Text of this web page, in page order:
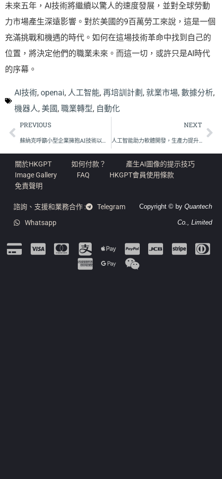
未來五年，AI技術將繼續以驚人的速度發展，並對全球勞動
力市場產生深遠影響。對於美國的9百萬勞工來說，這是一個
充滿挑戰和機遇的時代。如何在這場技術革命中找到自己的
位置，將決定他們的職業未來。而這一切，或許只是AI時代
的序幕。
AI技術, openai, 人工智能, 再培訓計劃 , 就業市場, 數據分析,
機器人, 美國, 職業轉型, 自動化
PREVIOUS NEXT
人工智能助力軟體開發，生產力提升170%人力減少20%
關於HKGPT 如何付款？
產生AI圖像的提示技巧
Image Gallery
FAQ
HKGPT會員使用條款
免責聲明
諮詢、支援和業務合作 :
Telegram
Whatsapp
Copyright © by Quantech
Co., Limited